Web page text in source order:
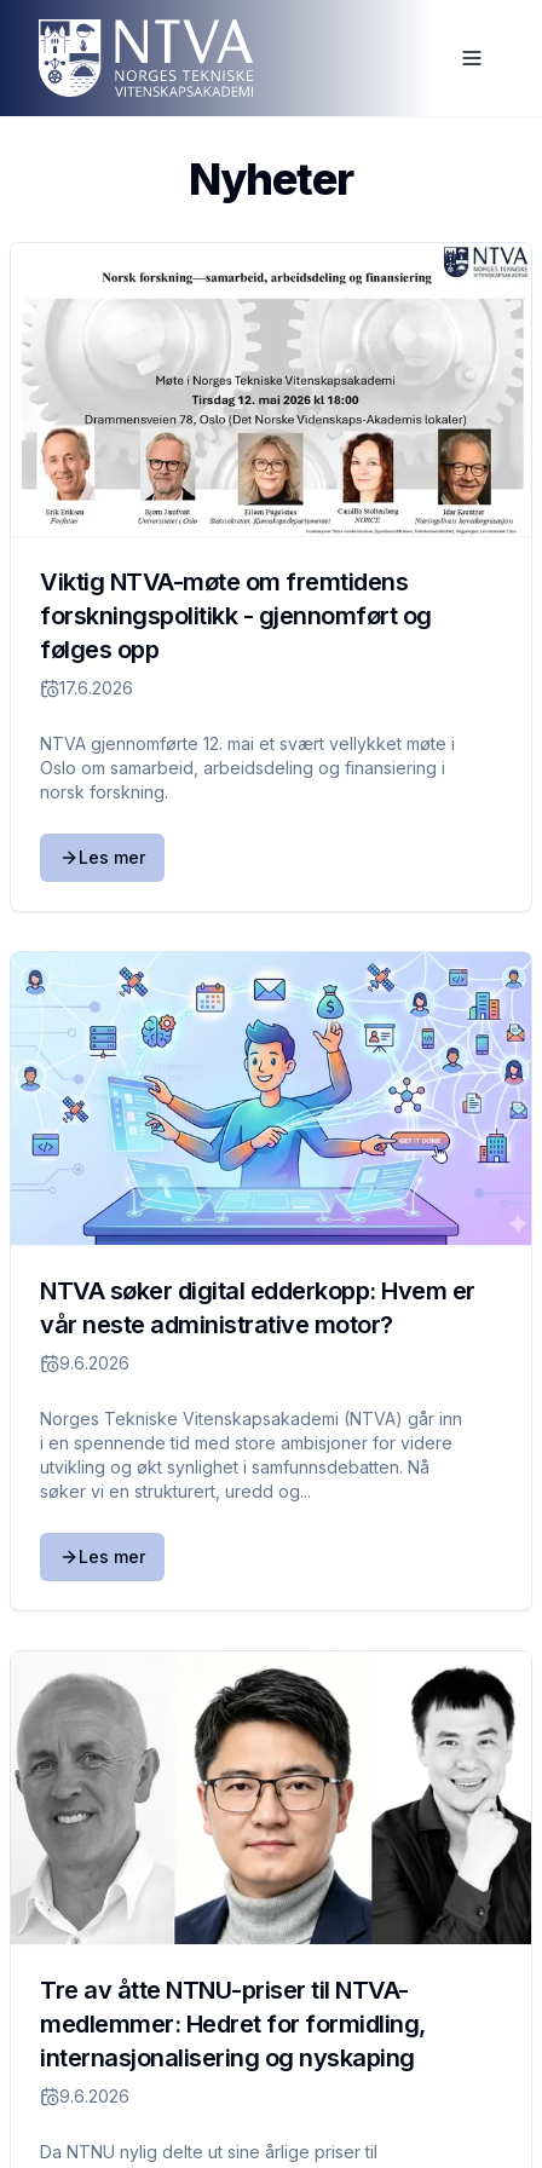
Nyheter
Viktig NTVA-møte om fremtidens
forskningspolitikk - gjennomført og
følges opp
17.6.2026
NTVA gjennomførte 12. mai et svært vellykket møte i
Oslo om samarbeid, arbeidsdeling og finansiering i
norsk forskning.
Les mer
NTVA søker digital edderkopp: Hvem er
vår neste administrative motor?
9.6.2026
Norges Tekniske Vitenskapsakademi (NTVA) går inn
i en spennende tid med store ambisjoner for videre
utvikling og økt synlighet i samfunnsdebatten. Nå
søker vi en strukturert, uredd og...
Les mer
Tre av åtte NTNU-priser til NTVA-
medlemmer: Hedret for formidling,
internasjonalisering og nyskaping
9.6.2026
Da NTNU nylig delte ut sine årlige priser til